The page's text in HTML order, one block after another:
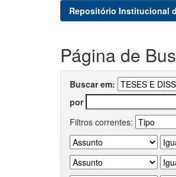
Repositório Institucional
Página de
Buscar em:
por
Filtros correntes: